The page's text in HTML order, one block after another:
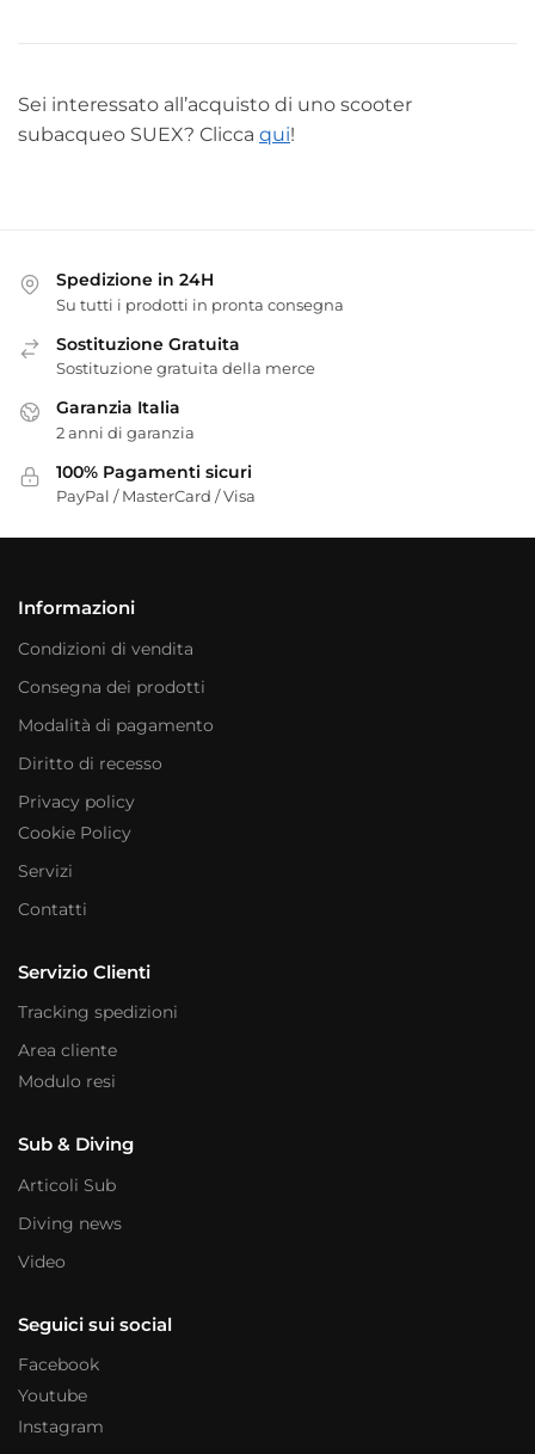
Sei interessato all’acquisto di uno scooter
subacqueo SUEX? Clicca qui!
Spedizione in 24H
Su tutti i prodotti in pronta consegna
Sostituzione Gratuita
Sostituzione gratuita della merce
Garanzia Italia
2 anni di garanzia
100% Pagamenti sicuri
PayPal / MasterCard / Visa
Informazioni
Condizioni di vendita
Consegna dei prodotti
Modalità di pagamento
Diritto di recesso
Privacy policy
Cookie Policy
Servizi
Contatti
Servizio Clienti
Tracking spedizioni
Area cliente
Modulo resi
Sub & Diving
Articoli Sub
Diving news
Video
Seguici sui social
Facebook
Youtube
Instagram